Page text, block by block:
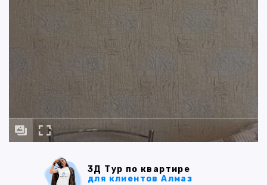
3Д Тур по квартире
для клиентов Алмаз